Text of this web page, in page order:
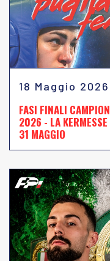
18 Maggio 2026
FASI FINALI
2026 - LA
31 MAGGIO